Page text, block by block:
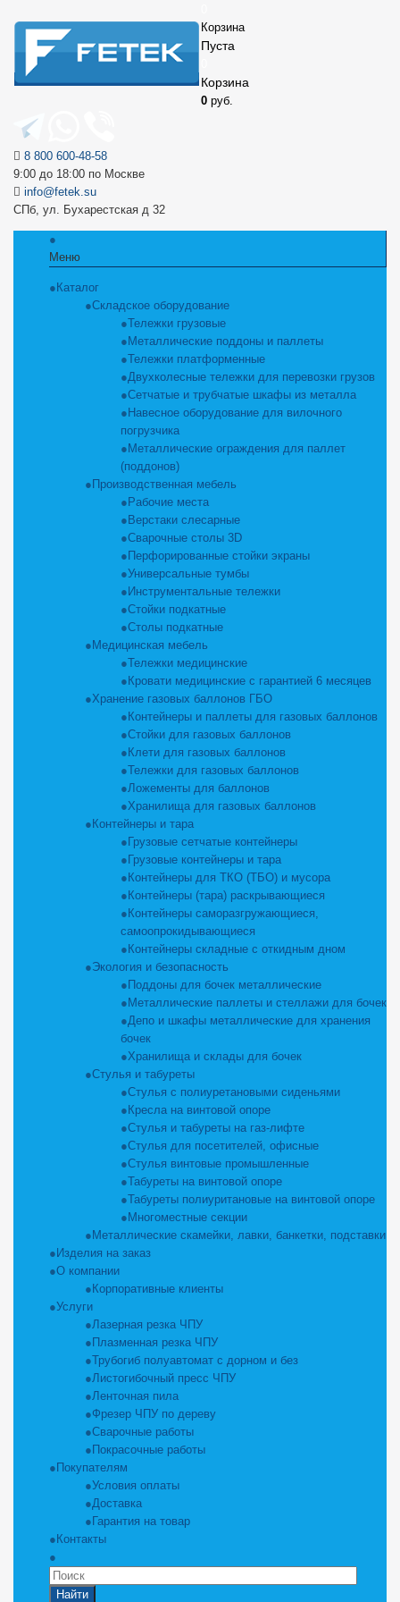
Корзина
Пуста
Корзина
0 руб.
8 800 600-48-58
9:00 до 18:00 по Москве
info@fetek.su
СПб, ул. Бухарестская д 32
Меню
Каталог
Складское оборудование
Тележки грузовые
Металлические поддоны и паллеты
Тележки платформенные
Двухколесные тележки для перевозки грузов
Сетчатые и трубчатые шкафы из металла
Навесное оборудование для вилочного
погрузчика
Металлические ограждения для паллет
(поддонов)
Производственная мебель
Рабочие места
Верстаки слесарные
Сварочные столы 3D
Перфорированные стойки экраны
Универсальные тумбы
Инструментальные тележки
Стойки подкатные
Столы подкатные
Медицинская мебель
Тележки медицинские
Кровати медицинские с гарантией 6 месяцев
Хранение газовых баллонов ГБО
Контейнеры и паллеты для газовых баллонов
Стойки для газовых баллонов
Клети для газовых баллонов
Тележки для газовых баллонов
Ложементы для баллонов
Хранилища для газовых баллонов
Контейнеры и тара
Грузовые сетчатые контейнеры
Грузовые контейнеры и тара
Контейнеры для ТКО (ТБО) и мусора
Контейнеры (тара) раскрывающиеся
Контейнеры саморазгружающиеся,
самоопрокидывающиеся
Контейнеры складные с откидным дном
Экология и безопасность
Поддоны для бочек металлические
Металлические паллеты и стеллажи для бочек
Депо и шкафы металлические для хранения
бочек
Хранилища и склады для бочек
Стулья и табуреты
Стулья с полиуретановыми сиденьями
Кресла на винтовой опоре
Стулья и табуреты на газ-лифте
Стулья для посетителей, офисные
Стулья винтовые промышленные
Табуреты на винтовой опоре
Табуреты полиуритановые на винтовой опоре
Многоместные секции
Металлические скамейки, лавки, банкетки, подставки
Изделия на заказ
О компании
Корпоративные клиенты
Услуги
Лазерная резка ЧПУ
Плазменная резка ЧПУ
Трубогиб полуавтомат с дорном и без
Листогибочный пресс ЧПУ
Ленточная пила
Фрезер ЧПУ по дереву
Сварочные работы
Покрасочные работы
Покупателям
Условия оплаты
Доставка
Гарантия на товар
Контакты
Найти